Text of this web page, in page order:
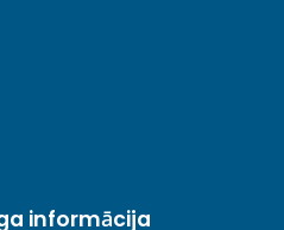
informācija